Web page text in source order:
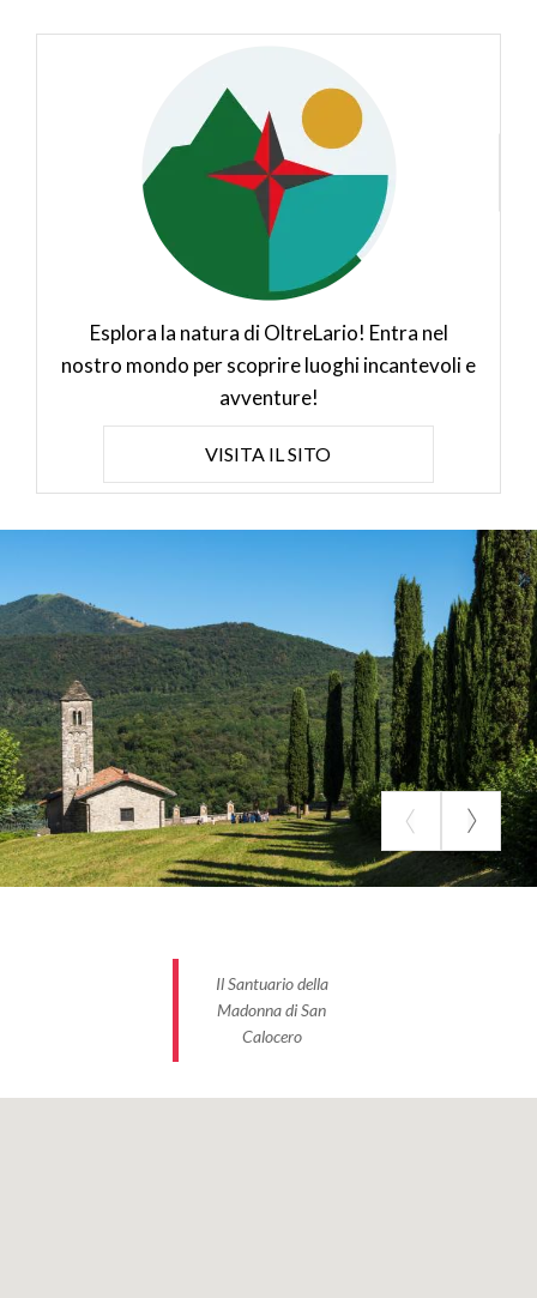
Esplora la natura di OltreLario! Entra nel
nostro mondo per scoprire luoghi incantevoli e
avventure!
VISITA IL SITO
Il Santuario della
Madonna di San
Calocero